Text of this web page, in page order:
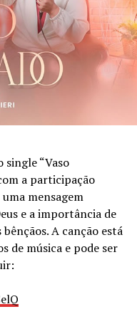
William Gelli
(tantan) e Hudson
single “Vaso
a participação
mensagem
e a importância de
A canção está
de música e pode ser